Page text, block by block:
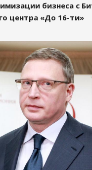
бизнеса с
центра «До 16-ти»